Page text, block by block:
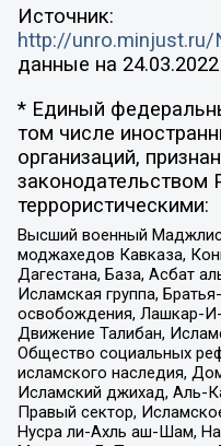
Источник:
http://unro.minjust.ru/
данные на 24.03.2022
* Единый
том числе
организаций,
законодательством
террористическими:
Высший военный
моджахедов Кавказа,
Дагестана, База, Асбат
Исламская группа,
освобождения, Лашкар-И-
Движение Талибан,
Общество социальных
исламского наследия,
Исламский джихад, Аль-
Правый сектор,
Нусра ли-Ахль аш-Шам,